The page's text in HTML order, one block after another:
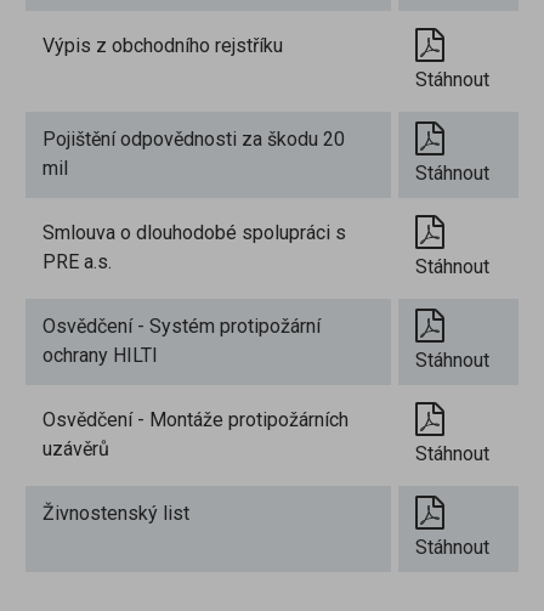
Výpis z obchodního rejstříku
Stáhnout
Pojištění odpovědnosti za škodu 20
mil
Stáhnout
Smlouva o dlouhodobé spolupráci s
PRE a.s.
Stáhnout
Osvědčení - Systém protipožární
ochrany HILTI
Stáhnout
Osvědčení - Montáže protipožárních
uzávěrů
Stáhnout
Živnostenský list
Stáhnout